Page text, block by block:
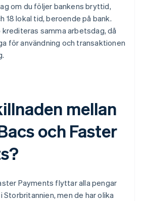
om du följer bankens bryttid,
18 lokal tid, beroende på bank.
samma arbetsdag, då
för användning och transaktionen
mellan
och Faster
Payments flyttar alla pengar
Storbritannien, men de har olika